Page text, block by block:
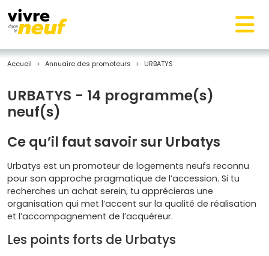
Accueil Annuaire des promoteurs URBATYS
URBATYS - 14 programme(s)
neuf(s)
Ce qu’il faut savoir sur Urbatys
Urbatys est un promoteur de logements neufs reconnu
pour son approche pragmatique de l’accession. Si tu
recherches un achat serein, tu apprécieras une
organisation qui met l’accent sur la qualité de réalisation
et l’accompagnement de l’acquéreur.
Les points forts de Urbatys